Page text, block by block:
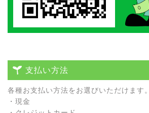
支払い方法
各種お⽀払い⽅法をお選びいただけます。
・現⾦